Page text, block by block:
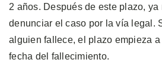
2 años. Después de este plazo, ya
denunciar el caso por la vía legal.
alguien fallece, el plazo empieza
fecha del fallecimiento.